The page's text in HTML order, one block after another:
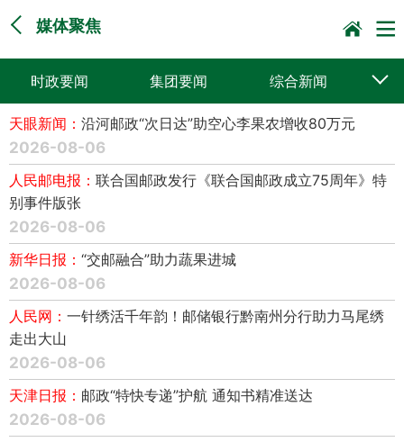
媒体聚焦
时政要闻 集团要闻 综合新闻
媒体聚焦 党建动态 普遍服务
科技创新 企业文化 一线风采
集邮报道
天眼新闻： 沿河邮政“次日达”助空心李果农增收80万元
2026-08-06
人民邮电报： 联合国邮政发行《联合国邮政成立75周年》特
别事件版张
2026-08-06
新华日报： “交邮融合”助力蔬果进城
2026-08-06
人民网： 一针绣活千年韵！邮储银行黔南州分行助力马尾绣
走出大山
2026-08-06
天津日报： 邮政“特快专递”护航 通知书精准送达
2026-08-06